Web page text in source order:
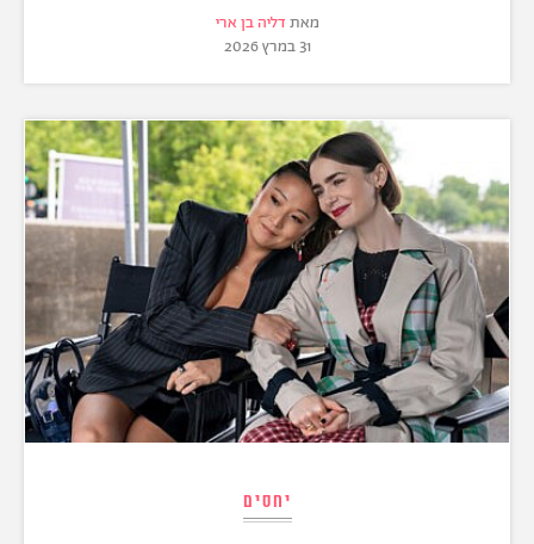
מאת דליה בן ארי
31 במרץ 2026
יחסים